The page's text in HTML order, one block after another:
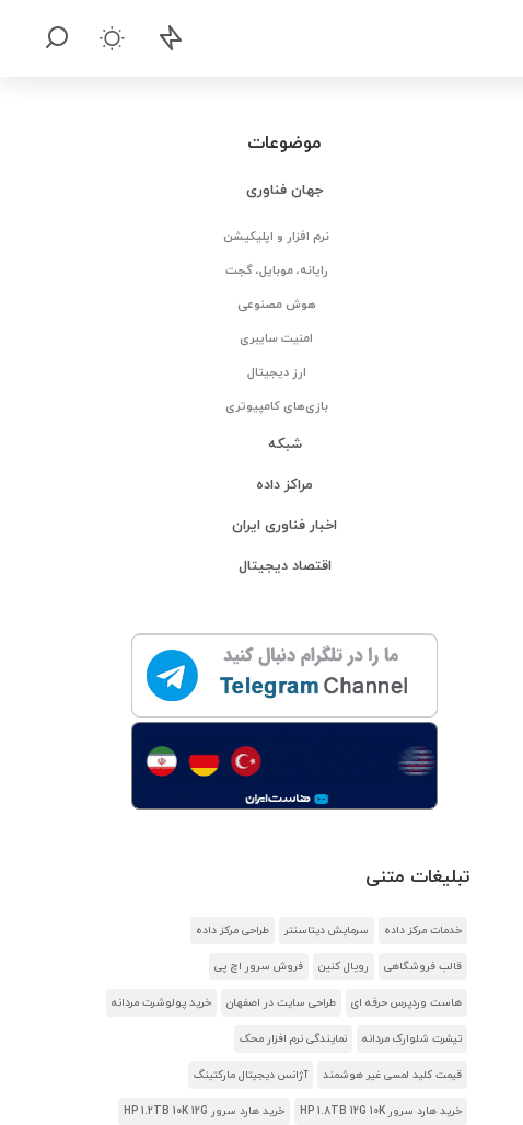
موضوعات
جهان فناوری
نرم افزار و اپلیکیشن
رایانه، موبایل، گجت
هوش مصنوعی
امنیت سایبری
ارز دیجیتال
بازی‌های کامپیوتری
شبکه
مراکز داده
اخبار فناوری ایران
اقتصاد دیجیتال
تبلیغات متنی
خدمات مرکز داده سرمایش دیتاسنتر طراحی مرکز داده
قالب فروشگاهی رویال کنین فروش سرور اچ پی
هاست وردپرس حرفه ای طراحی سایت در اصفهان خرید پولوشرت مردانه
تیشرت شلوارک مردانه نمایندگی نرم افزار محک
قیمت کلید لمسی غیر هوشمند آژانس دیجیتال مارکتینگ
خرید هارد سرور HP 1.8TB 12G 10K خرید هارد سرور HP 1.2TB 10K 12G